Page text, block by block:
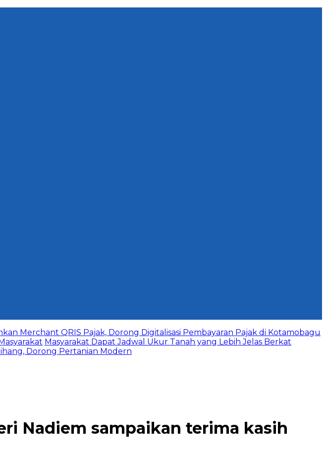
Merchant QRIS Pajak, Dorong Digitalisasi Pembayaran Pajak di Kotamobagu
Masyarakat Dapat Jadwal Ukur Tanah yang Lebih Jelas Berkat
Dorong Pertanian Modern
Nadiem sampaikan terima kasih